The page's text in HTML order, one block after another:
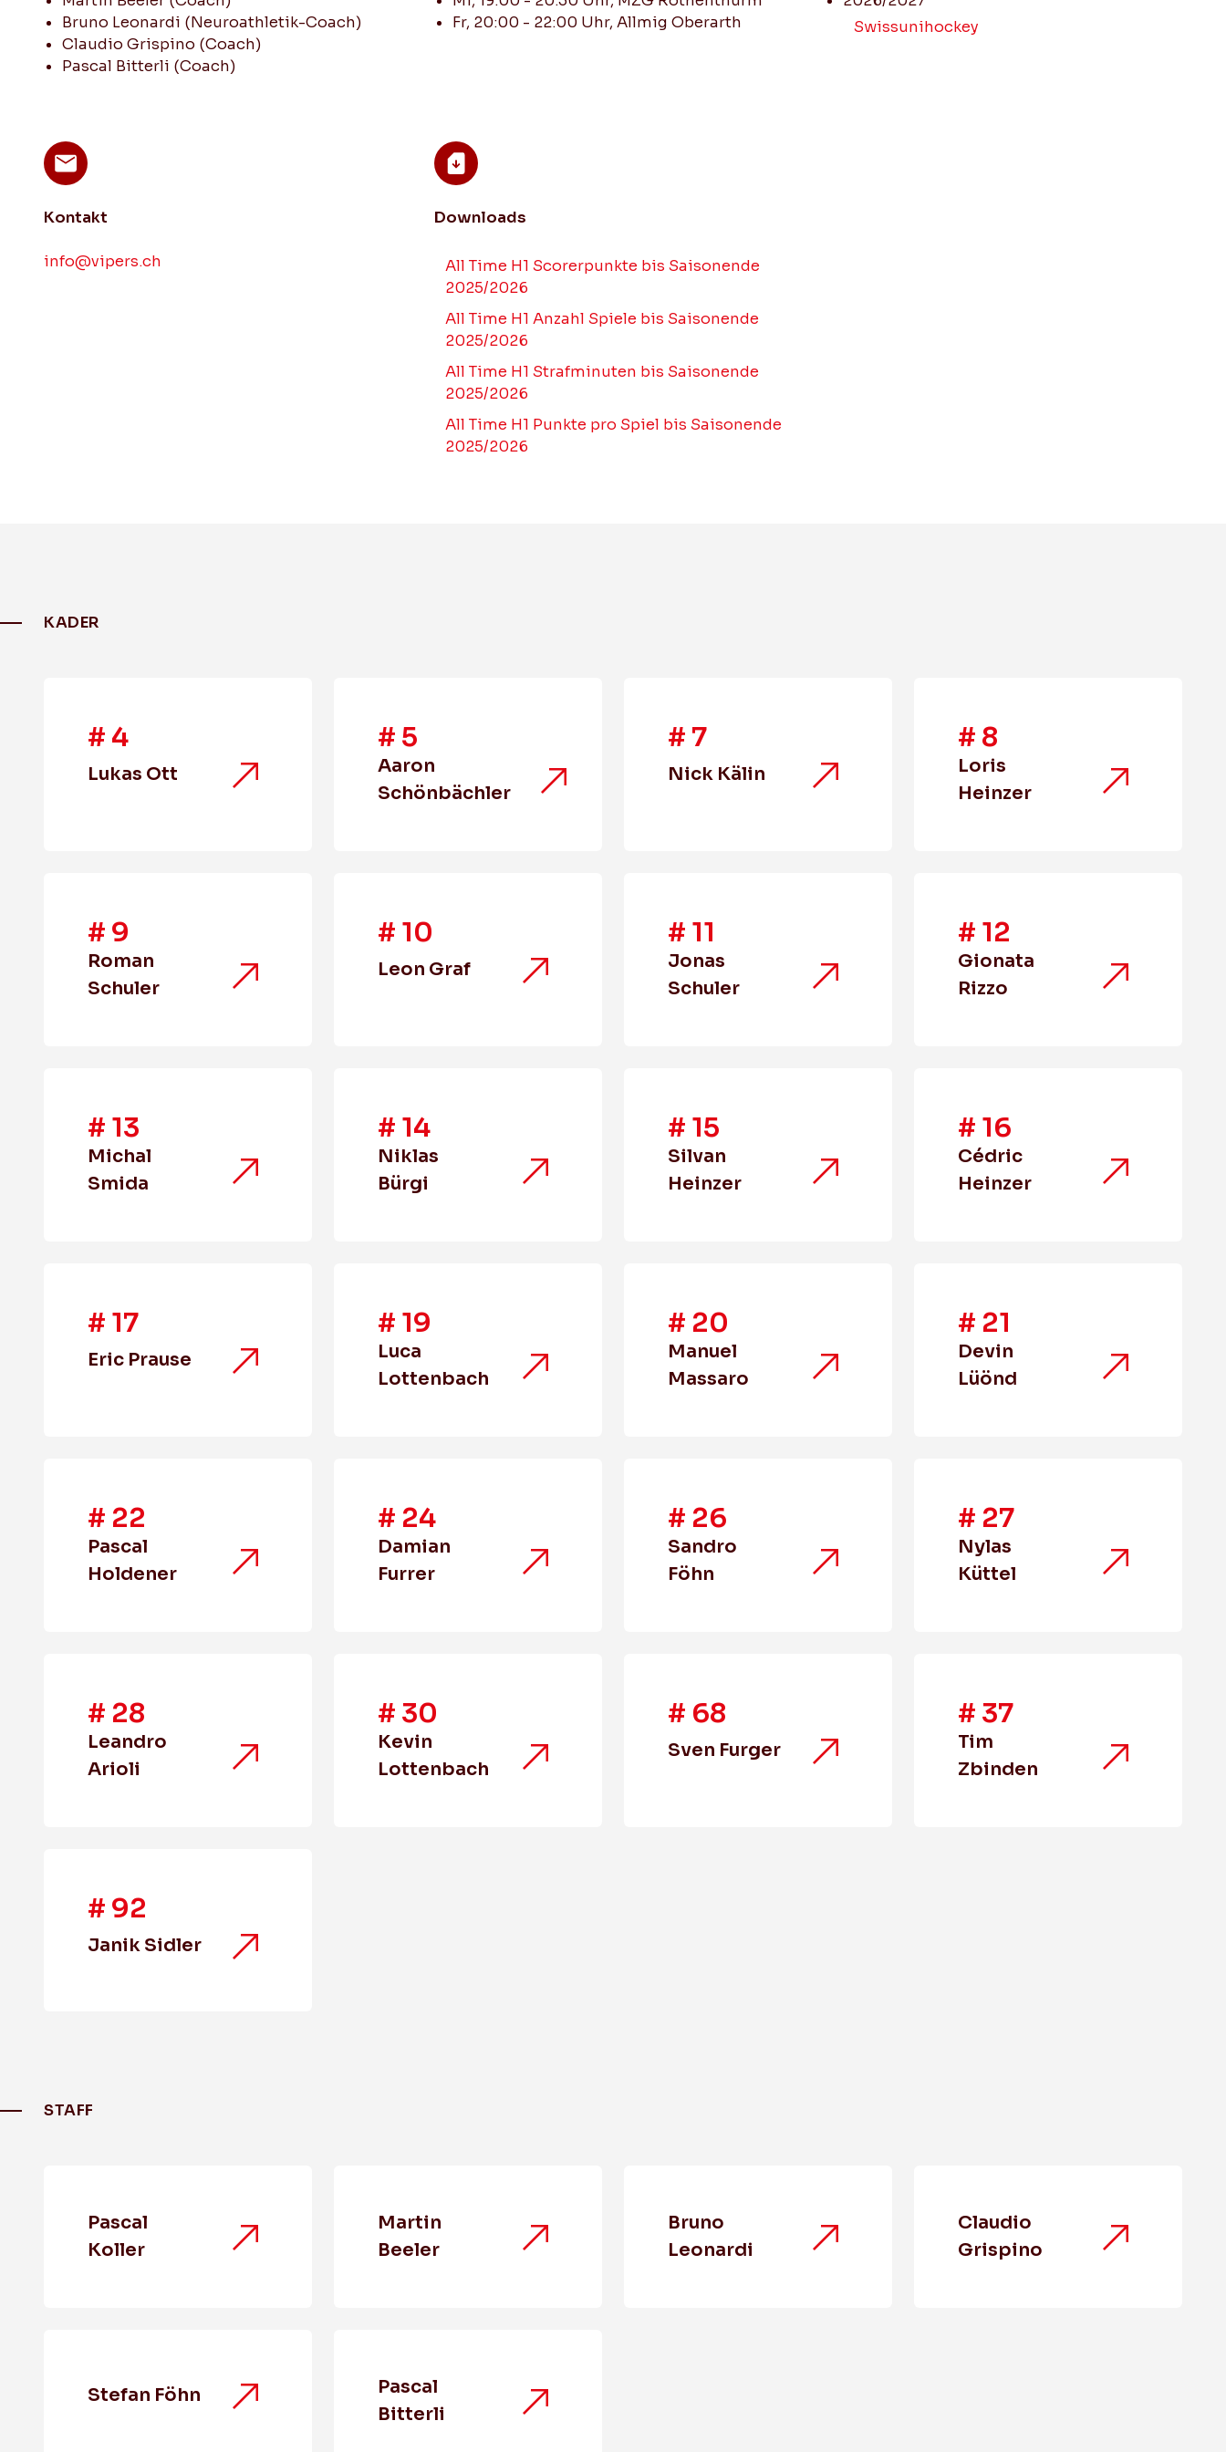
Mixed Plausch
Junioren E1
Bruno Leonardi (Neuroathletik-Coach)
Claudio Grispino (Coach)
Pascal Bitterli (Coach)
Fr, 20:00 - 22:00 Uhr, Allmig Oberarth
Swissunihockey
Kontakt
info@vipers.ch
Downloads
All Time H1 Scorerpunkte bis Saisonende
2025/2026
All Time H1 Anzahl Spiele bis Saisonende
2025/2026
All Time H1 Strafminuten bis Saisonende
2025/2026
All Time H1 Punkte pro Spiel bis Saisonende
2025/2026
KADER
# 4
Lukas Ott
# 5
Aaron
Schönbächler
# 7
Nick Kälin
# 8
Loris
Heinzer
# 9
Roman
Schuler
# 10
Leon Graf
# 11
Jonas
Schuler
# 12
Gionata
Rizzo
# 13
Michal
Smida
# 14
Niklas
Bürgi
# 15
Silvan
Heinzer
# 16
Cédric
Heinzer
# 17
Eric Prause
# 19
Luca
Lottenbach
# 20
Manuel
Massaro
# 21
Devin
Lüönd
# 22
Pascal
Holdener
# 24
Damian
Furrer
# 26
Sandro
Föhn
# 27
Nylas
Küttel
# 28
Leandro
Arioli
# 30
Kevin
Lottenbach
# 68
Sven Furger
# 37
Tim
Zbinden
# 92
Janik Sidler
STAFF
Pascal
Koller
Martin
Beeler
Bruno
Leonardi
Claudio
Grispino
Stefan Föhn
Pascal
Bitterli